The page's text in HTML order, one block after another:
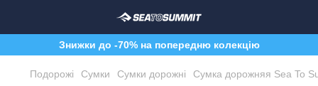
Знижки до -70% на попередню колекцію
Подорожі Сумки Сумки дорожні Сумка дорожняя Sea To